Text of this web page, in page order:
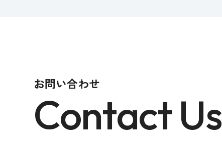
お問い合わせ
Contact Us